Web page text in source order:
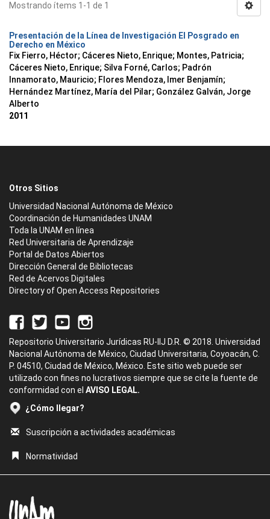
Mostrando ítems 1-1 de 1
Presentación de la Línea de Investigación El Posgrado en
Derecho en México
Fix Fierro, Héctor; Cáceres Nieto, Enrique; Montes, Patricia;
Cáceres Nieto, Enrique; Silva Forné, Carlos; Padrón
Innamorato, Mauricio; Flores Mendoza, Imer Benjamín;
Hernández Martínez, María del Pilar; González Galván, Jorge
Alberto
2011
Otros Sitios
Universidad Nacional Autónoma de México
Coordinación de Humanidades UNAM
Toda la UNAM en línea
Red Universitaria de Aprendizaje
Portal de Datos Abiertos
Dirección General de Bibliotecas
Red de Acervos Digitales
Directory of Open Access Repositories
Repositorio Universitario Jurídicas RU-IIJ D.R. © 2018. Universidad
Nacional Autónoma de México, Ciudad Universitaria, Coyoacán, C.
P. 04510, Ciudad de México, México. Este sitio web puede ser
utilizado con fines no lucrativos siempre que se cite la fuente de
conformidad con el AVISO LEGAL.
¿Cómo llegar?
Suscripción a actividades académicas
Normatividad